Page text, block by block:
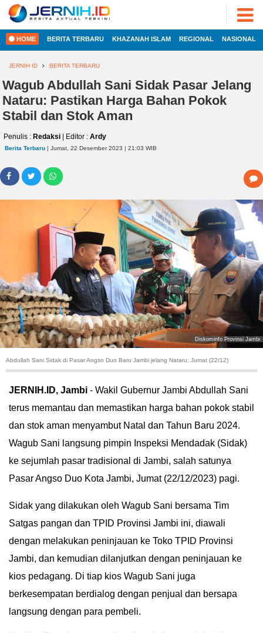
HOME
INTERNASIONAL
POLITIK
HUKUM
KRIMINAL
KHAZANAH
TEKNOLOGI
OTOMOTIF
OLAHRAGA
HIBURAN
IN
DEPTH
INFOGRAFIS
ADVERTORIAL
FOTO
VIDEO
PESONA
JAMBI
PESONA
INDONESIA
DUNIA
HEALTH
PROPERTY
ENTREPRENEURSHIP
2022
JERNIH.ID
•
Developed
HOME BERITA TERBARU KHAZANAH ISLAM REGIONAL NASIONAL
JERNIH ID BERITA TERBARU
Wagub Abdullah Sani Sidak Pasar Jelang
Nataru: Pastikan Harga Bahan Pokok
Stabil dan Stok Aman
Penulis : Redaksi | Editor : Ardy
Berita Terbaru | Jumat, 22 Desember 2023 | 21:03 WIB
Diskominfo Provinsi Jambi
Abdullah Sani Sidak di Pasar Angso Duo Baru Jambi jelang Nataru, Jumat (22/12)
JERNIH.ID, Jambi - Wakil Gubernur Jambi Abdullah Sani
terus memantau dan memastikan harga bahan pokok stabil
dan stok aman menyambut Natal dan Tahun Baru 2024.
Wagub Sani langsung pimpin Inspeksi Mendadak (Sidak)
ke sejumlah pasar tradisional di Jambi, salah satunya
Pasar Angso Duo Kota Jambi, Jumat (22/12/2023) pagi.
Sidak yang dilakukan oleh Wagub Sani bersama Tim
Satgas pangan dan TPID Provinsi Jambi ini, diawali
dengan melakukan peninjauan ke Toko TPID Provinsi
Jambi, dan kemudian dilanjutkan dengan peninjauan ke
kios pedagang. Di tiap kios Wagub Sani juga
berkesempatan berdialog dengan penjual dan bersapa
langsung dengan para pembeli.